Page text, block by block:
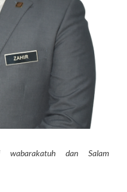
wabarakatuh dan Salam